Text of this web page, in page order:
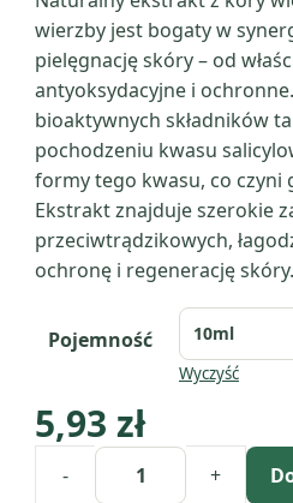
wierzby jest bogaty w
pielęgnację skóry – od
antyoksydacyjne i
bioaktywnych składników
pochodzeniu kwasu
formy tego kwasu, co
Ekstrakt znajduje szerokie
przeciwtrądzikowych,
ochronę i regenerację skóry.
Pojemność
Wyczyść
5,93 zł
-
ilość
+